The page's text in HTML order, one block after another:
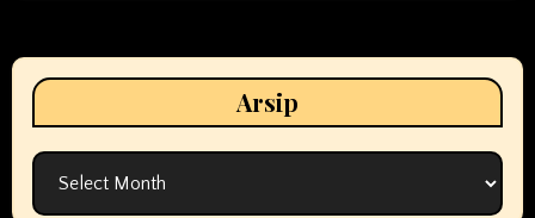
Arsip
Arsip